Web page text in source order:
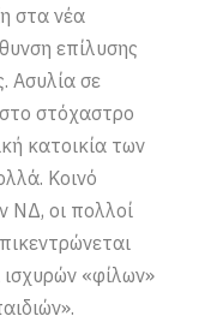
στα νέα
επίλυσης
Ασυλία σε
στόχαστρο
κατοικία των
Κοινό
ΝΔ, οι πολλοί
«φίλων»